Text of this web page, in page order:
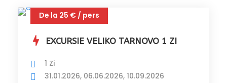
De la 25 € / pers
EXCURSIE VELIKO TARNOVO 1 ZI
1 Zi
31.01.2026, 06.06.2026, 10.09.2026